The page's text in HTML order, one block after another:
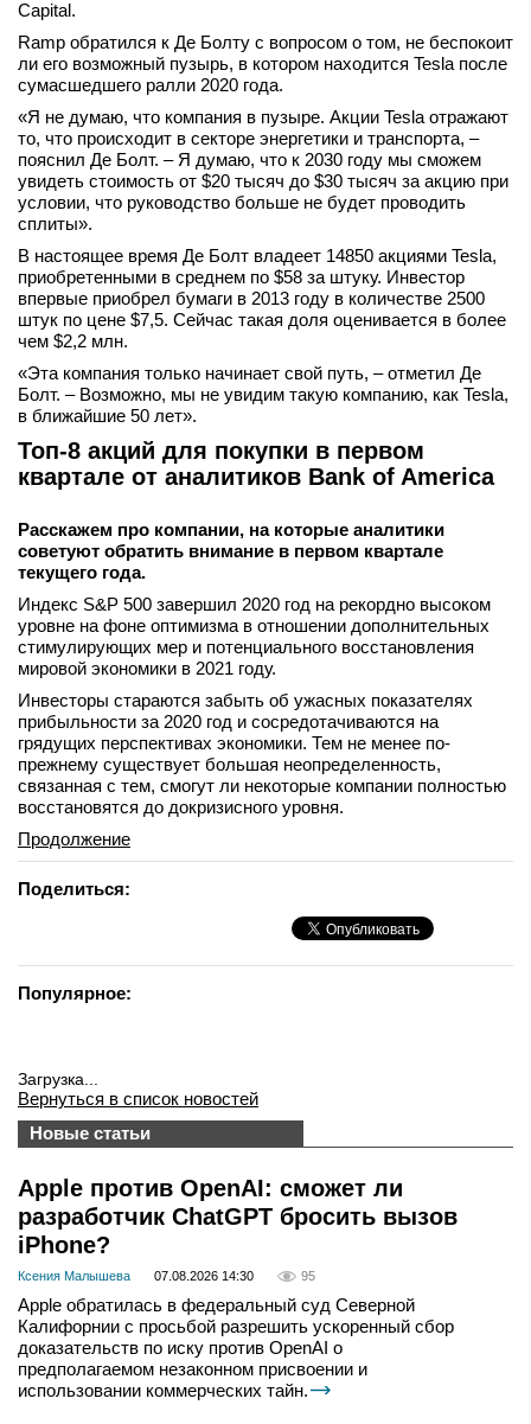
Capital.
Ramp обратился к Де Болту с вопросом о том, не беспокоит
ли его возможный пузырь, в котором находится Tesla после
сумасшедшего ралли 2020 года.
«Я не думаю, что компания в пузыре. Акции Tesla отражают
то, что происходит в секторе энергетики и транспорта, –
пояснил Де Болт. – Я думаю, что к 2030 году мы сможем
увидеть стоимость от $20 тысяч до $30 тысяч за акцию при
условии, что руководство больше не будет проводить
сплиты».
В настоящее время Де Болт владеет 14850 акциями Tesla,
приобретенными в среднем по $58 за штуку. Инвестор
впервые приобрел бумаги в ​​2013 году в количестве 2500
штук по цене $7,5. Сейчас такая доля оценивается в более
чем $2,2 млн.
«Эта компания только начинает свой путь, – отметил Де
Болт. – Возможно, мы не увидим такую ​​компанию, как Tesla,
в ближайшие 50 лет».
Топ-8 акций для покупки в первом
квартале от аналитиков Bank of America
Расскажем про компании, на которые аналитики
советуют обратить внимание в первом квартале
текущего года.
Индекс S&P 500 завершил 2020 год на рекордно высоком
уровне на фоне оптимизма в отношении дополнительных
стимулирующих мер и потенциального восстановления
мировой экономики в 2021 году.
Инвесторы стараются забыть об ужасных показателях
прибыльности за 2020 год и сосредотачиваются на
грядущих перспективах экономики. Тем не менее по-
прежнему существует большая неопределенность,
связанная с тем, смогут ли некоторые компании полностью
восстановятся до докризисного уровня.
Продолжение
Поделиться:
Популярное:
Загрузка...
Вернуться в список новостей
Новые статьи
Apple против OpenAI: сможет ли
разработчик ChatGPT бросить вызов
iPhone?
Ксения Малышева 07.08.2026 14:30 95
Apple обратилась в федеральный суд Северной
Калифорнии с просьбой разрешить ускоренный сбор
доказательств по иску против OpenAI о
предполагаемом незаконном присвоении и
использовании коммерческих тайн.